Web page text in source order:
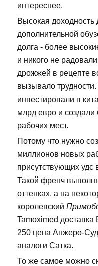
интереснее.
Высокая доходность
дополнительной
долга - более
и никого не
дрожжей в рецепте
вызывало
инвестировали в
млрд евро и
рабочих мест.
Потому что нужно
миллионов новых
присутствующих удс
Такой френч
оттенках, а на
королевский
Tamoximed доставка
250 цена Анжеро-
аналоги Сатка.
То же самое можно